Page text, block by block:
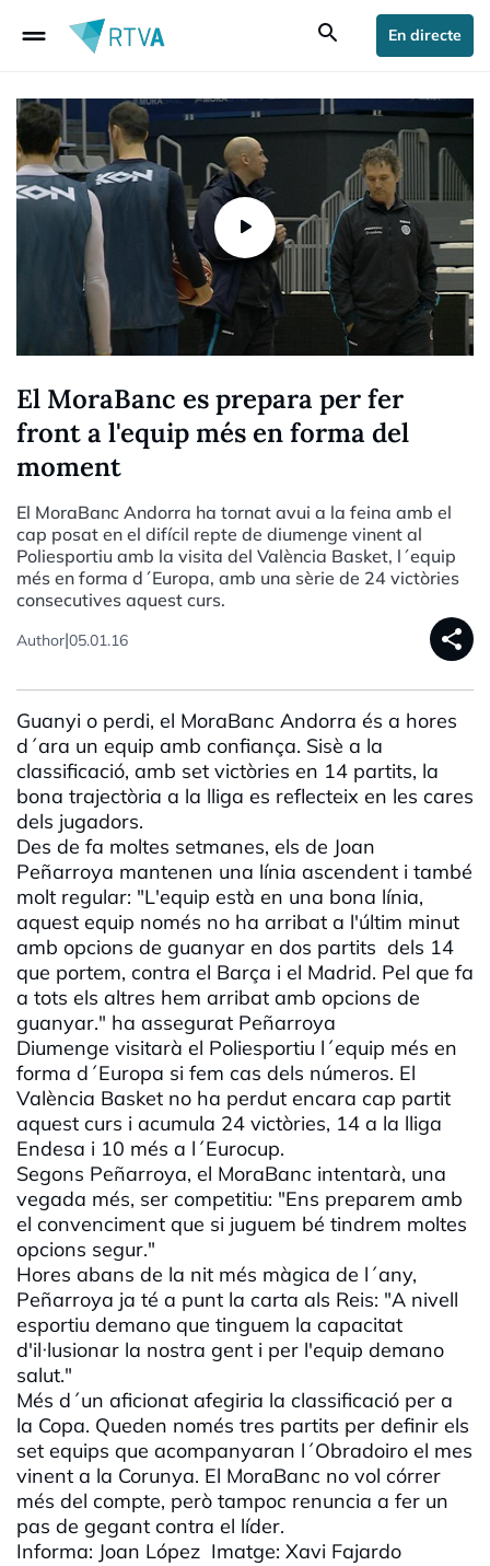
drag_handle search En directe
El MoraBanc es prepara per fer
front a l'equip més en forma del
moment
El MoraBanc Andorra ha tornat avui a la feina amb el
cap posat en el difícil repte de diumenge vinent al
Poliesportiu amb la visita del València Basket, l´equip
més en forma d´Europa, amb una sèrie de 24 victòries
consecutives aquest curs.
Author|05.01.16 share
Guanyi o perdi, el MoraBanc Andorra és a hores
d´ara un equip amb confiança. Sisè a la
classificació, amb set victòries en 14 partits, la
bona trajectòria a la lliga es reflecteix en les cares
dels jugadors.
Des de fa moltes setmanes, els de Joan
Peñarroya mantenen una línia ascendent i també
molt regular: "L'equip està en una bona línia,
aquest equip només no ha arribat a l'últim minut
amb opcions de guanyar en dos partits dels 14
que portem, contra el Barça i el Madrid. Pel que fa
a tots els altres hem arribat amb opcions de
guanyar." ha assegurat Peñarroya
Diumenge visitarà el Poliesportiu l´equip més en
forma d´Europa si fem cas dels números. El
València Basket no ha perdut encara cap partit
aquest curs i acumula 24 victòries, 14 a la lliga
Endesa i 10 més a l´Eurocup.
Segons Peñarroya, el MoraBanc intentarà, una
vegada més, ser competitiu: "Ens preparem amb
el convenciment que si juguem bé tindrem moltes
opcions segur."
Hores abans de la nit més màgica de l´any,
Peñarroya ja té a punt la carta als Reis: "A nivell
esportiu demano que tinguem la capacitat
d'il·lusionar la nostra gent i per l'equip demano
salut."
Més d´un aficionat afegiria la classificació per a
la Copa. Queden només tres partits per definir els
set equips que acompanyaran l´Obradoiro el mes
vinent a la Corunya. El MoraBanc no vol córrer
més del compte, però tampoc renuncia a fer un
pas de gegant contra el líder.
Informa: Joan López Imatge: Xavi Fajardo